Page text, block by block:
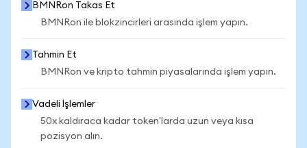
BMNRon Takas Et
BMNRon ile blokzincirleri arasında işlem yapın.
Tahmin Et
BMNRon ve kripto tahmin piyasalarında işlem yapın.
Vadeli İşlemler
50x kaldıraca kadar token'larda uzun veya kısa
pozisyon alın.